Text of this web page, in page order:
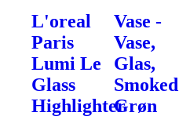
L'oreal
Paris
Lumi Le
Glass
Highlighter
Vase -
Vase,
Glas,
Smoked
Grøn